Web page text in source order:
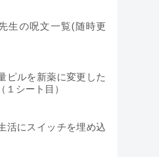
生の呪文一覧(随時更
ピルを新薬に変更した
１シート目）
活にスイッチを埋め込